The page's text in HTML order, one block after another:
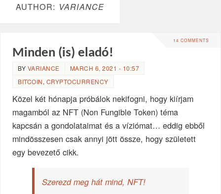
AUTHOR: VARIANCE
14 COMMENTS
Minden (is) eladó!
BY VARIANCE
MARCH 6, 2021 - 10:57
BITCOIN, CRYPTOCURRENCY
Közel két hónapja próbálok nekifogni, hogy kiírjam
magamból az NFT (Non Fungible Token) téma
kapcsán a gondolataimat és a víziómat… eddig ebből
mindösszesen csak annyi jött össze, hogy született
egy bevezető cikk.
Szerezd meg hát mind, NFT!